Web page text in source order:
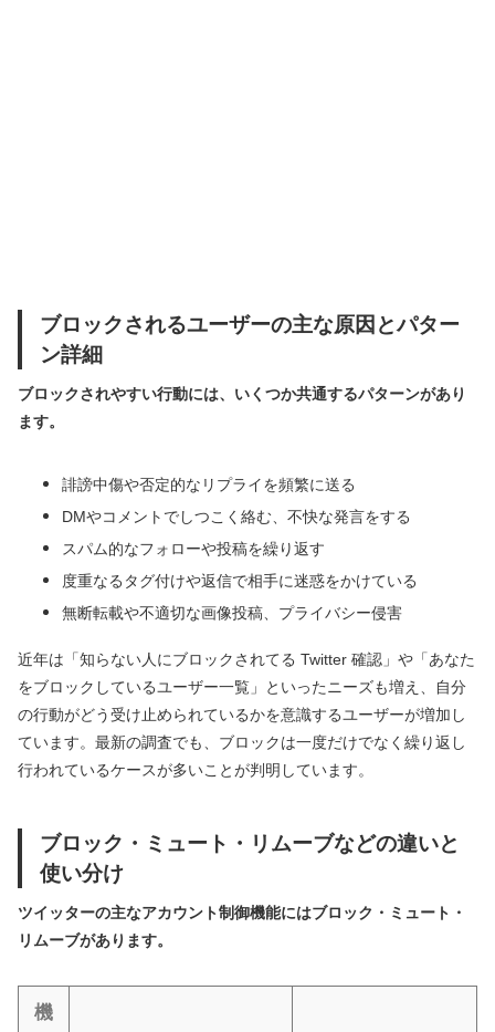
ブロックされるユーザーの主な原因とパター
ン詳細
ブロックされやすい行動には、いくつか共通するパターンがあり
ます。
誹謗中傷や否定的なリプライを頻繁に送る
DMやコメントでしつこく絡む、不快な発言をする
スパム的なフォローや投稿を繰り返す
度重なるタグ付けや返信で相手に迷惑をかけている
無断転載や不適切な画像投稿、プライバシー侵害
近年は「知らない人にブロックされてる Twitter 確認」や「あなた
をブロックしているユーザー一覧」といったニーズも増え、自分
の行動がどう受け止められているかを意識するユーザーが増加し
ています。最新の調査でも、ブロックは一度だけでなく繰り返し
行われているケースが多いことが判明しています。
ブロック・ミュート・リムーブなどの違いと
使い分け
ツイッターの主なアカウント制御機能にはブロック・ミュート・
リムーブがあります。
機